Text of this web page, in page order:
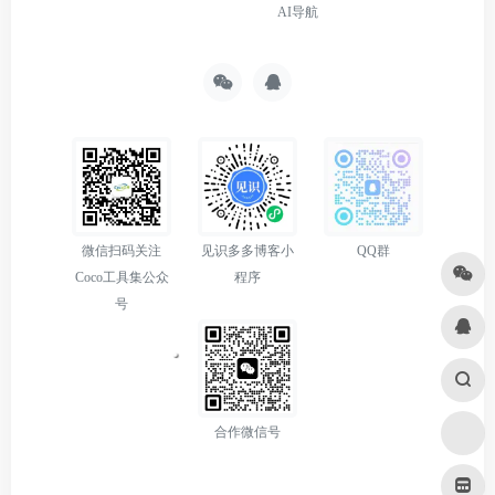
AI导航
微信扫码关注
Coco工具集公众
号
见识多多博客小
程序
QQ群
合作微信号